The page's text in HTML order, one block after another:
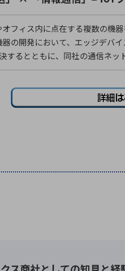
フィス内に点在する複数の機
の開発において、エッジデバ
するとともに、同社の通信ネッ